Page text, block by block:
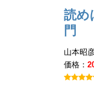
読
門
山本昭
価格：